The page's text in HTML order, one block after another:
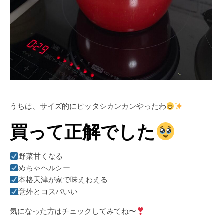
うちは、サイズ的にピッタシカンカンやったわ
買って正解でした
野菜甘くなる
めちゃヘルシー
本格天津が家で味えわえる
意外とコスパいい
気になった方はチェックしてみてね〜